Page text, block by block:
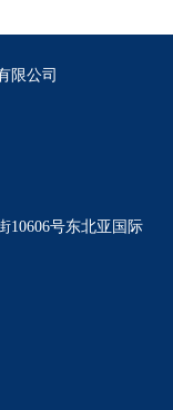
限公司
10606号东北亚国际